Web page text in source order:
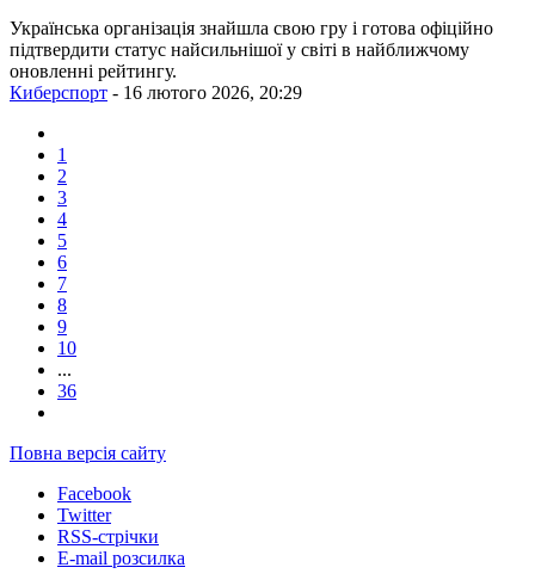
Українська організація знайшла свою гру і готова офіційно
підтвердити статус найсильнішої у світі в найближчому
оновленні рейтингу.
Киберспорт - 16 лютого 2026, 20:29
1
2
3
4
5
6
7
8
9
10
...
36
Повна версія сайту
Facebook
Twitter
RSS-стрічки
E-mail розсилка